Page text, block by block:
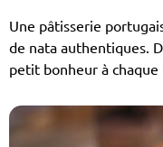
Une pâtisserie
de nata authentiques.
petit bonheur à chaque